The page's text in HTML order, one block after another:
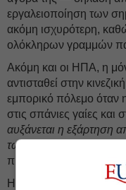
εργαλειοποίηση των
ακόμη ισχυρότερη,
ολόκληρων γραμμών
Ακόμη και οι ΗΠΑ, η
αντισταθεί στην
εμπορικό πόλεμο όταν
στις σπάνιες γαίες και
αυξάνεται η εξάρτηση
των ξένων
προειδοποιεί η
Η διάχυτη φύση της